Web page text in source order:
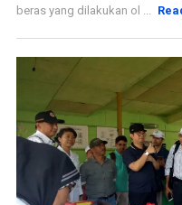
beras yang dilakukan ol ...